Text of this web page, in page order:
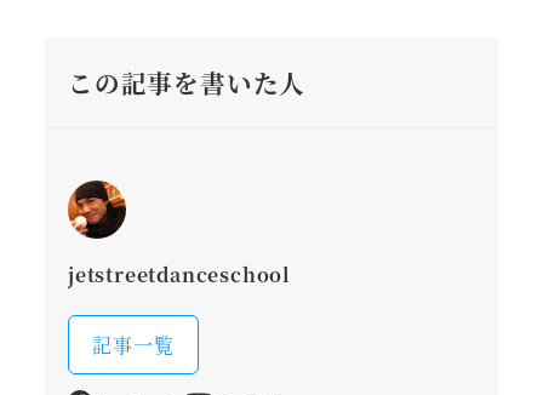
この記事を書いた人
jetstreetdanceschool
記事一覧